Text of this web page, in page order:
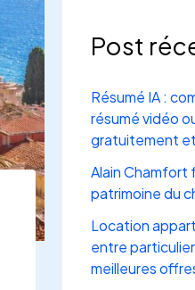
Post
Résumé IA :
résumé vidéo
gratuitement
Alain Chamfort
patrimoine du
Location
entre
meilleures